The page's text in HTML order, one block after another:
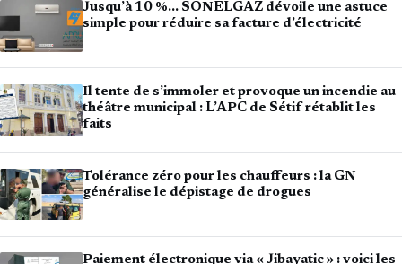
Jusqu’à 10 %… SONELGAZ dévoile une astuce
simple pour réduire sa facture d’électricité
Il tente de s’immoler et provoque un incendie au
théâtre municipal : L’APC de Sétif rétablit les
faits
Tolérance zéro pour les chauffeurs : la GN
généralise le dépistage de drogues
Paiement électronique via « Jibayatic » : voici les